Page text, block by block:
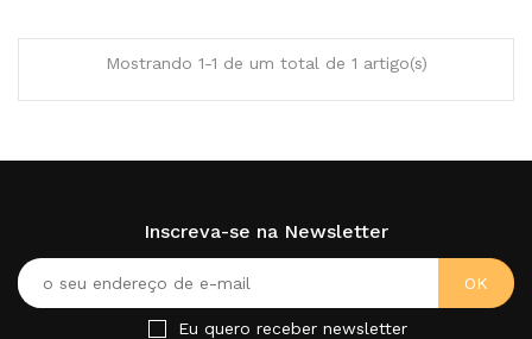
Mostrando 1-1 de um total de 1 artigo(s)
Inscreva-se na Newsletter
Eu quero receber newsletter